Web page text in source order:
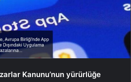
Kanunu’nun yürürlüğe